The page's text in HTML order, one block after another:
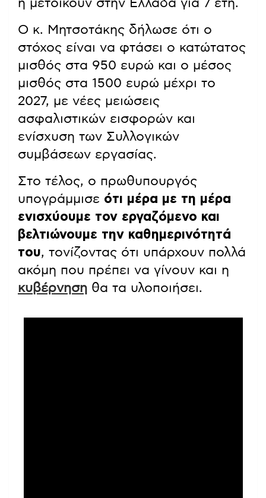
ή μετοικούν στην Ελλάδα για 7 έτη.
Ο κ. Μητσοτάκης δήλωσε ότι ο
στόχος είναι να φτάσει ο κατώτατος
μισθός στα 950 ευρώ και ο μέσος
μισθός στα 1500 ευρώ μέχρι το
2027, με νέες μειώσεις
ασφαλιστικών εισφορών και
ενίσχυση των Συλλογικών
συμβάσεων εργασίας.
Στο τέλος, ο πρωθυπουργός
υπογράμμισε ότι μέρα με τη μέρα
ενισχύουμε τον εργαζόμενο και
βελτιώνουμε την καθημερινότητά
του, τονίζοντας ότι υπάρχουν πολλά
ακόμη που πρέπει να γίνουν και η
κυβέρνηση θα τα υλοποιήσει.